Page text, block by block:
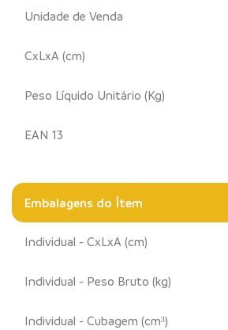
Unidade de Venda
CxLxA (cm)
Peso Líquido Unitário (Kg)
EAN 13
Embalagens do Ítem
Individual - CxLxA (cm)
Individual - Peso Bruto (kg)
Individual - Cubagem (cm³)